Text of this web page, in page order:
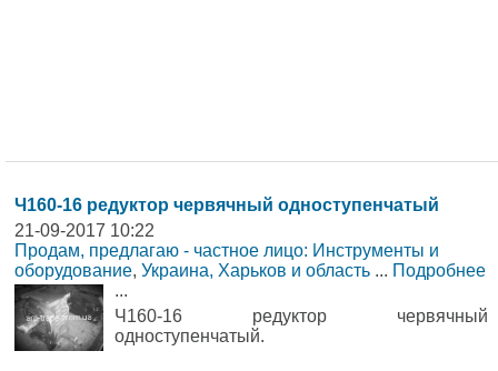
Ч160-16 редуктор червячный одноступенчатый
21-09-2017 10:22
Продам, предлагаю - частное лицо: Инструменты и
оборудование, Украина, Харьков и область ... Подробнее
...
Ч160-16 редуктор червячный
одноступенчатый.